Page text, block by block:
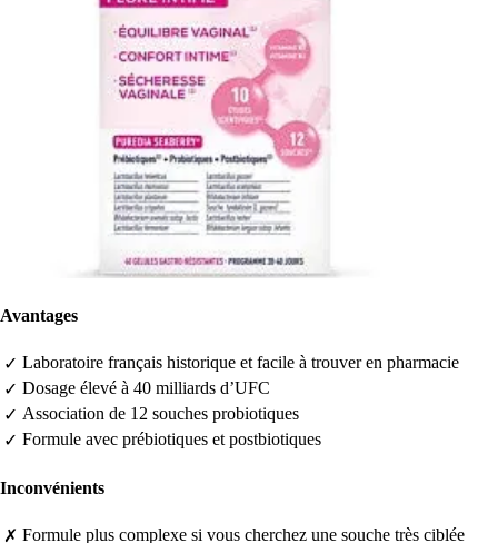
Avantages
✓ Laboratoire français historique et facile à trouver en pharmacie
✓ Dosage élevé à 40 milliards d’UFC
✓ Association de 12 souches probiotiques
✓ Formule avec prébiotiques et postbiotiques
Inconvénients
✗ Formule plus complexe si vous cherchez une souche très ciblée